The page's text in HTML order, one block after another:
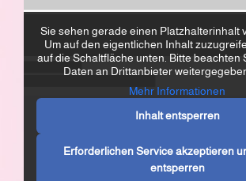
Sie sehen gerade einen Platzhalterinhalt
Um auf den eigentlichen Inhalt
auf die Schaltfläche unten. Bitte beachten
Daten an Drittanbieter
Mehr Informationen
Inhalt entsperren
Erforderlichen Service akzeptieren
entsperren